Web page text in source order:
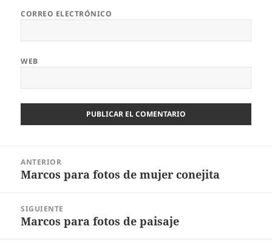
CORREO ELECTRÓNICO
WEB
entradas
ANTERIOR
Entrada
Marcos para fotos de mujer conejita
SIGUIENTE
Entrada
Marcos para fotos de paisaje